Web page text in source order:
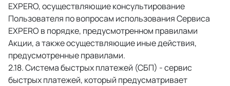
EXPERO, осуществляющие консультирование
Пользователя по вопросам использования Сервиса
EXPERO в порядке, предусмотренном правилами
Акции, а также осуществляющие иные действия,
предусмотренные правилами.
Система быстрых платежей (СБП) - сервис
быстрых платежей, который предусматривает